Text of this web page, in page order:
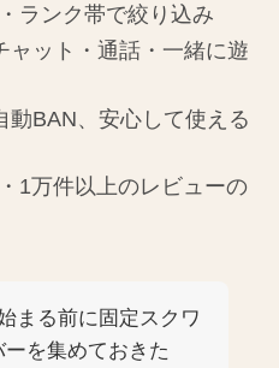
ランク帯で絞り込み
ャット・通話・一緒に遊
動BAN、安心して使える
1万件以上のレビューの
まる前に固定スクワ
ーを集めておきた